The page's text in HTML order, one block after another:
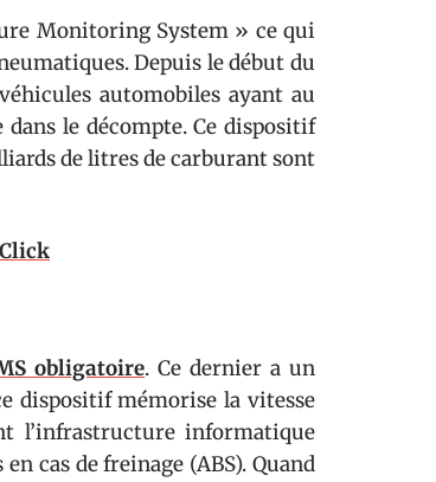
Monitoring System » ce qui
Depuis le début du
automobiles ayant au
dans le décompte. Ce dispositif
de litres de carburant sont
obligatoire. Ce dernier a un
dispositif mémorise la vitesse
l’infrastructure informatique
cas de freinage (ABS). Quand